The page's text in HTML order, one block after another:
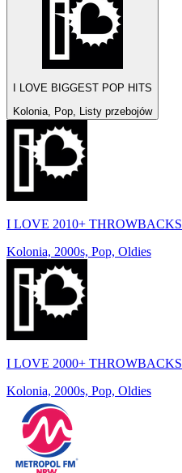
I LOVE BIGGEST POP HITS
Kolonia, Pop, Listy przebojów
I LOVE 2010+ THROWBACKS
Kolonia, 2000s, Pop, Oldies
I LOVE 2000+ THROWBACKS
Kolonia, 2000s, Pop, Oldies